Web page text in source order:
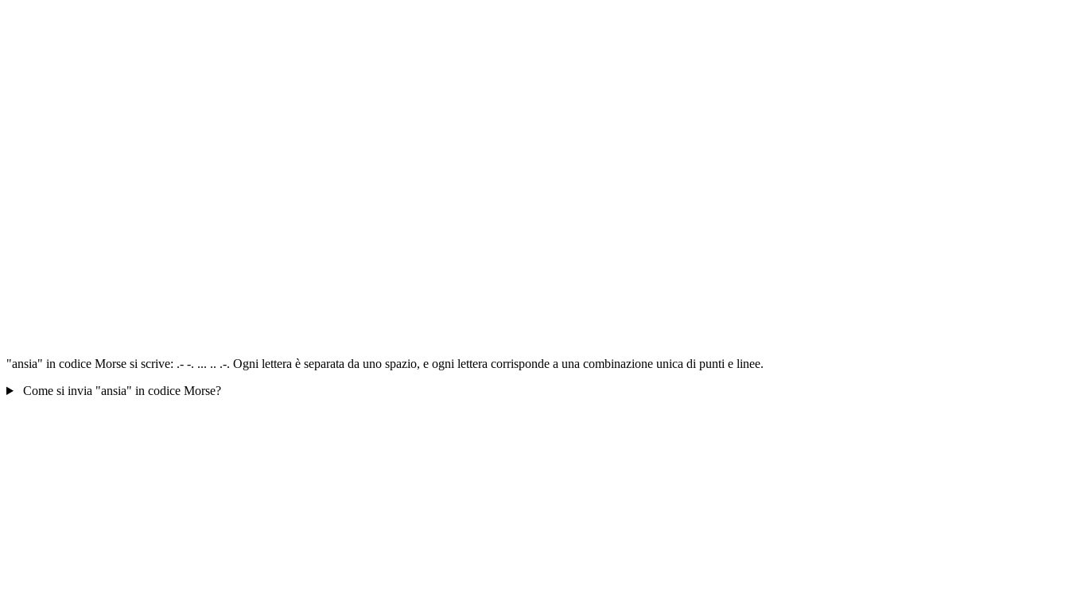
"ansia" in codice Morse si scrive: .- -. ... .. .-. Ogni lettera è separata da uno spazio, e ogni lettera corrisponde a una combinazione unica di punti e linee.
Come si invia "ansia" in codice Morse?